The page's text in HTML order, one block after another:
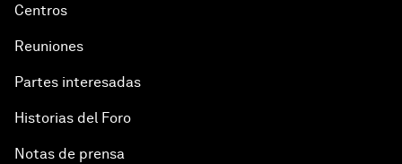
Centros
Reuniones
Partes interesadas
Historias del Foro
Notas de prensa